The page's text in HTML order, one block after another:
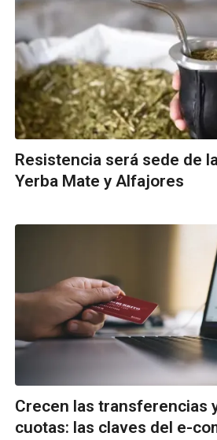
Resistencia será sede de
Yerba Mate y Alfajores
Crecen las transferencias
cuotas: las claves del e-